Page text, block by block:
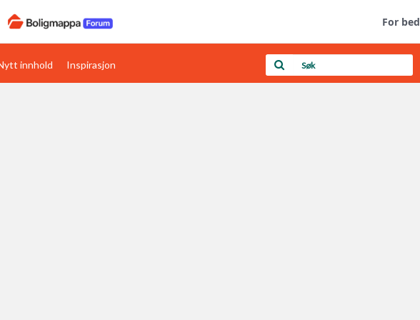
For
Boligens papirer Last opp selv
innhold Inspirasjon